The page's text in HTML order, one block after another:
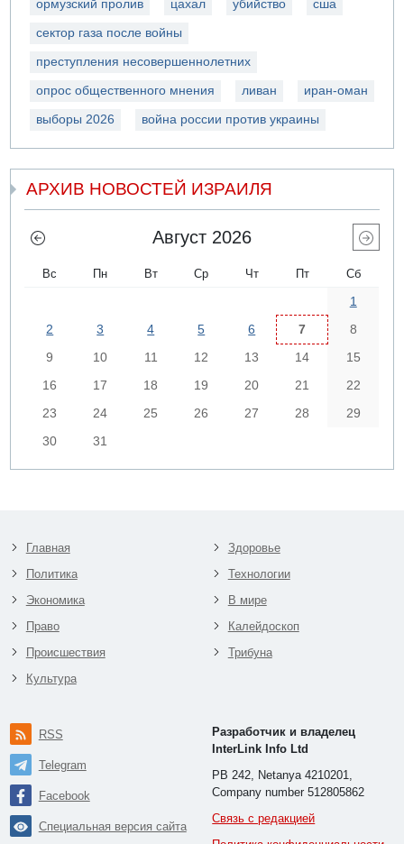
ормузский пролив цахал убийство сша
сектор газа после войны
преступления несовершеннолетних
опрос общественного мнения ливан иран-оман
выборы 2026 война россии против украины
АРХИВ НОВОСТЕЙ ИЗРАИЛЯ
Август 2026
Вс Пн Вт Ср Чт Пт Сб
1
2
3 4 5 6 7
8
9
10 11 12 13 14
15
16
17 18 19 20 21
22
23
24 25 26 27 28
29
30
31
Главная
Политика
Экономика
Право
Происшествия
Культура
Здоровье
Технологии
В мире
Калейдоскоп
Трибуна
RSS
Telegram
Facebook
Специальная версия сайта
Разработчик и владелец
InterLink Info Ltd
PB 242, Netanya 4210201,
Company number 512805862
Связь с редакцией